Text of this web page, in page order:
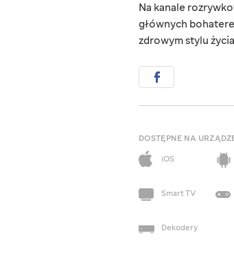
Na kanale
głównych
zdrowym stylu
DOSTĘPNE NA
iOS
Smart TV
Dekodery